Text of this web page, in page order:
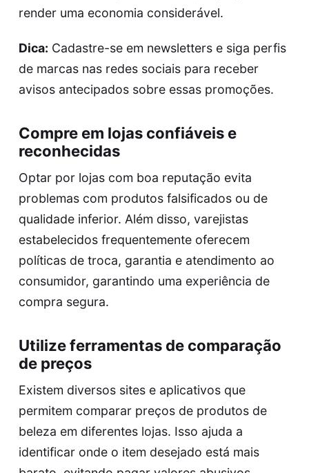
render uma economia considerável.
Dica: Cadastre-se em newsletters e siga perfis
de marcas nas redes sociais para receber
avisos antecipados sobre essas promoções.
Compre em lojas confiáveis e
reconhecidas
Optar por lojas com boa reputação evita
problemas com produtos falsificados ou de
qualidade inferior. Além disso, varejistas
estabelecidos frequentemente oferecem
políticas de troca, garantia e atendimento ao
consumidor, garantindo uma experiência de
compra segura.
Utilize ferramentas de comparação
de preços
Existem diversos sites e aplicativos que
permitem comparar preços de produtos de
beleza em diferentes lojas. Isso ajuda a
identificar onde o item desejado está mais